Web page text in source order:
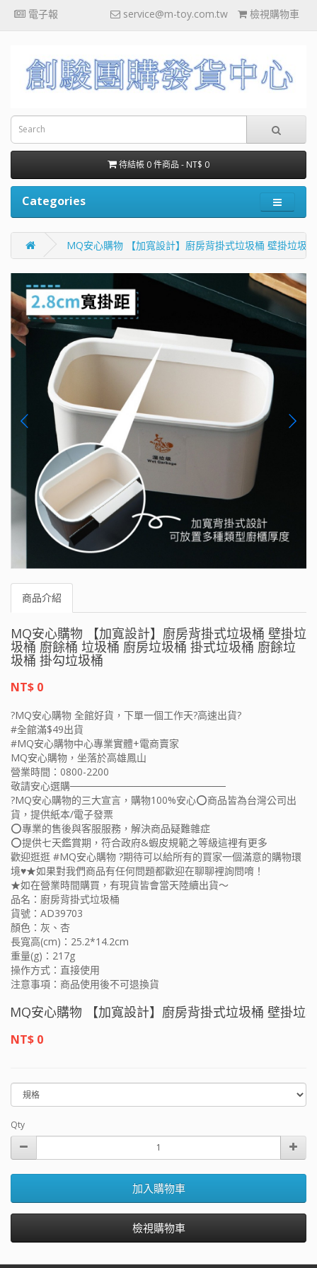
電子報 service@m-toy.com.tw 檢視購物車
待結帳 0 件商品 - NT$ 0
Categories
MQ安心購物 【加寬設計】廚房背掛式垃圾桶 壁掛垃圾
商品介紹
MQ安心購物 【加寬設計】廚房背掛式垃圾桶 壁掛垃
圾桶 廚餘桶 垃圾桶 廚房垃圾桶 掛式垃圾桶 廚餘垃
圾桶 掛勾垃圾桶
NT$ 0
?MQ安心購物 全館好貨，下單一個工作天?高速出貨?
#全館滿$49出貨
#MQ安心購物中心專業實體+電商賣家
MQ安心購物，坐落於高雄鳳山
營業時間：0800-2200
敬請安心選購──────────────────────
?MQ安心購物的三大宣言，購物100%安心⭕️商品皆為台灣公司出
貨，提供紙本/電子發票
⭕️專業的售後與客服服務，解決商品疑難雜症
⭕️提供七天鑑賞期，符合政府&蝦皮規範之等級這裡有更多
歡迎逛逛 #MQ安心購物 ?期待可以給所有的買家一個滿意的購物環
境♥★如果對我們商品有任何問題都歡迎在聊聊裡詢問唷！
★如在營業時間購買，有現貨皆會當天陸續出貨～
品名：廚房背掛式垃圾桶
貨號：AD39703
顏色：灰、杏
長寬高(cm)：25.2*14.2cm
重量(g)：217g
操作方式：直接使用
注意事項：商品使用後不可退換貨
安心購物 【加寬設計】廚房背掛式垃圾桶 壁掛垃圾
NT$ 0
Qty
加入購物車
檢視購物車